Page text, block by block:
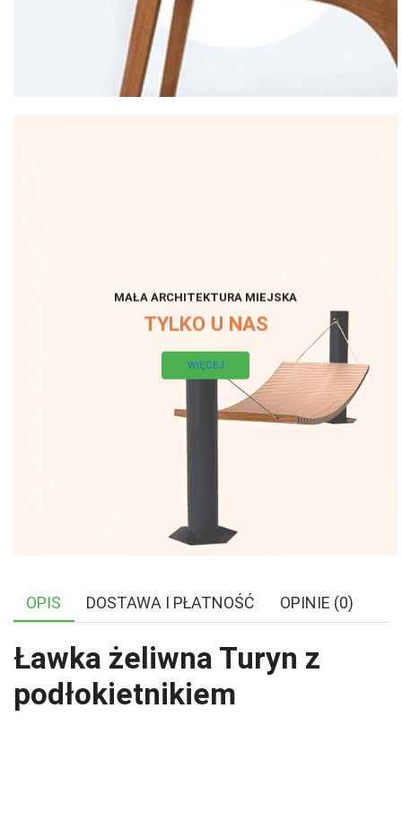
MAŁA ARCHITEKTURA MIEJSKA
TYLKO U NAS
WIĘCEJ
OPIS DOSTAWA I PŁATNOŚĆ OPINIE (0)
Ławka żeliwna Turyn z
podłokietnikiem